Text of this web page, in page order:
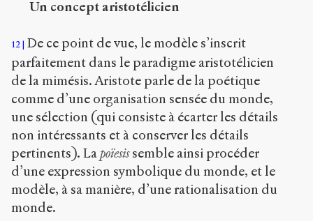
Un concept aristotélicien
12 De ce point de vue, le modèle s’inscrit
parfaitement dans le paradigme aristotélicien
de la mimésis. Aristote parle de la poétique
comme d’une organisation sensée du monde,
une sélection (qui consiste à écarter les détails
non intéressants et à conserver les détails
pertinents). Lapoïesissemble ainsi procéder
d’une expression symbolique du monde, et le
modèle, à sa manière, d’une rationalisation du
monde.